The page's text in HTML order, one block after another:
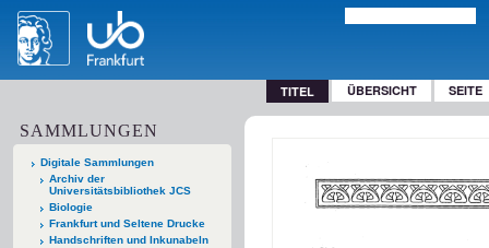
TITEL ÜBERSICHT SEITE
SAMMLUNGEN
Digitale Sammlungen
Archiv der
Universitätsbibliothek JCS
Biologie
Frankfurt und Seltene Drucke
Handschriften und Inkunabeln